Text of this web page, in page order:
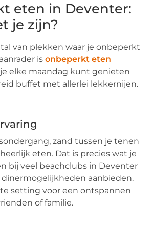
eten in Deventer:
je zijn?
van plekken waar je onbeperkt
isonbeperkt eten
je elke maandag kunt genieten
buffet met allerlei lekkernijen.
zand tussen je tenen
eten. Dat is precies wat je
bij veel beachclubs in Deventer
aanbieden.
setting voor een ontspannen
of familie.